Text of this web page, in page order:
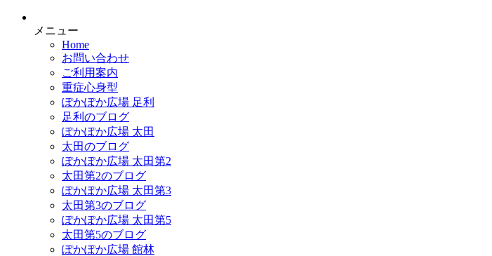
メニュー
Home
お問い合わせ
ご利用案内
重症心身型
ぽかぽか広場 足利
足利のブログ
ぽかぽか広場 太田
太田のブログ
ぽかぽか広場 太田第2
太田第2のブログ
ぽかぽか広場 太田第3
太田第3のブログ
ぽかぽか広場 太田第5
太田第5のブログ
ぽかぽか広場 館林